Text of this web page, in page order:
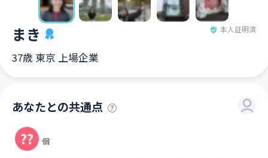
まき 本人証明済
37歳 東京 上場企業
あなたとの共通点
?? 個